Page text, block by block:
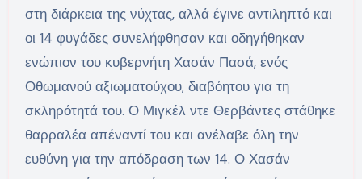
στη διάρκεια της νύχτας, αλλά έγινε αντιληπτό και
οι 14 φυγάδες συνελήφθησαν και οδηγήθηκαν
ενώπιον του κυβερνήτη Χασάν Πασά, ενός
Οθωμανού αξιωματούχου, διαβόητου για τη
σκληρότητά του. Ο Μιγκέλ ντε Θερβάντες στάθηκε
θαρραλέα απέναντί του και ανέλαβε όλη την
ευθύνη για την απόδραση των 14. Ο Χασάν